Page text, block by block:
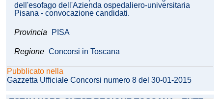
dell'esofago dell'Azienda ospedaliero-universitaria
Pisana - convocazione candidati.
Provincia PISA
Regione Concorsi in Toscana
Pubblicato nella
Gazzetta Ufficiale Concorsi numero 8 del 30-01-2015